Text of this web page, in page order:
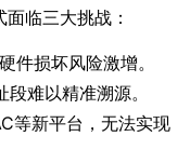
临三大挑战：
件损坏风险激增。
难以精准溯源。
等新平台，无法实现